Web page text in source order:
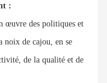
:
œuvre des politiques et
noix de cajou, en se
de la qualité et de